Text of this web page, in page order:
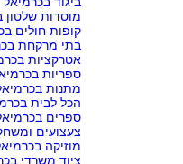
מוסדות שלטון
קופות חולים
בתי מרקחת
אטרקציות
ספריות
מתנות
הכל לבית
ספרים
צעצועים
מוזיקה
ציוד משרדי